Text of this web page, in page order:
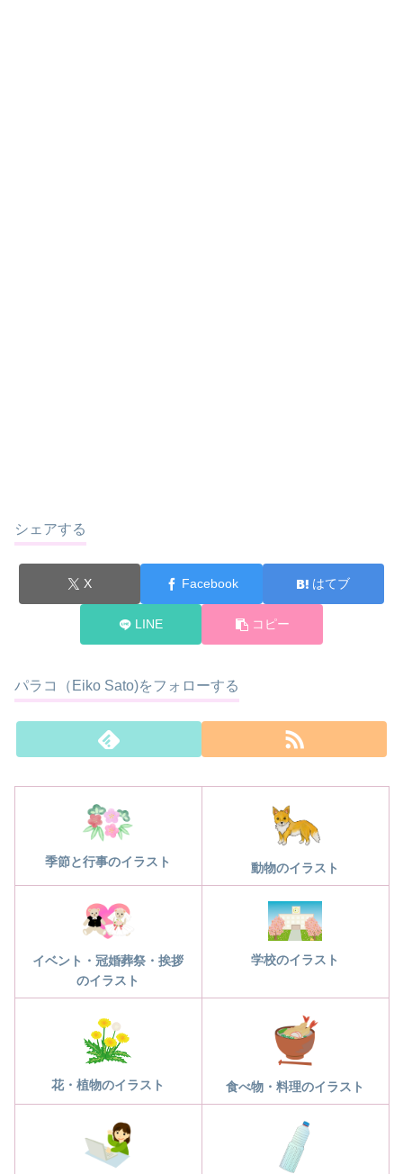
シェアする
X Facebook はてブ
LINE コピー
パラコ（Eiko Sato)をフォローする
季節と行事のイラスト 動物のイラスト
イベント・冠婚葬祭・挨拶
のイラスト
学校のイラスト
花・植物のイラスト 食べ物・料理のイラスト